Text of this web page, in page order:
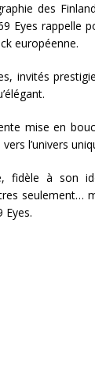
des
Eyes rappelle
européenne.
invités
mise en
l’univers
à son
seulement…
Eyes.